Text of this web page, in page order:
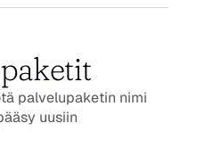
palvelupaketin nimi
uusiin